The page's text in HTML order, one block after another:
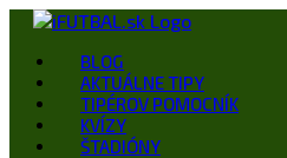
Skip
content
BLOG
AKTUÁLNE TIPY
TIPÉROV POMOCNÍK
KVÍZY
ŠTADIÓNY